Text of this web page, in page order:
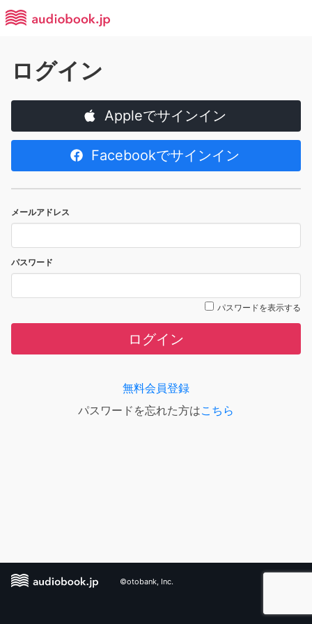
ログイン
Appleでサインイン
Facebookでサインイン
メールアドレス
パスワード
パスワードを表示する
ログイン
無料会員登録
パスワードを忘れた方はこちら
©otobank, Inc.